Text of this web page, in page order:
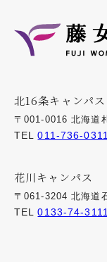
北16条キャンパス
〒001-0016 北海道
TEL011-736-
花川キャンパス
〒061-3204 北海道
TEL0133-74-